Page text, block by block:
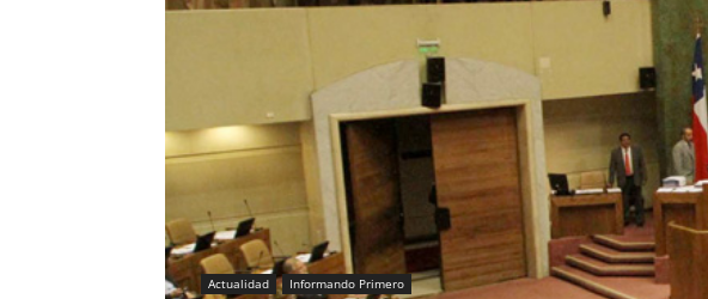
Actualidad Informando Primero